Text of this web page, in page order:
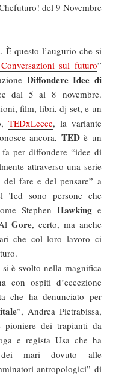
del 9 Novembre
È questo l’augurio che si
sul futuro”
Diffondere Idee di
dal 5 al 8 novembre.
film, libri, dj set, e un
TEDxLecce, la variante
ancora, TEDè un
per diffondere “idee di
attraverso una serie
fare e del pensare” a
Ted sono persone che
Stephen Hawkinge
Gore, certo, ma anche
che col loro lavoro ci
è svolto nella magnifica
con ospiti d’eccezione
che ha denunciato per
”, Andrea Pietrabissa,
pioniere dei trapianti da
e regista Usa che ha
dei mari dovuto alle
antropologici” di